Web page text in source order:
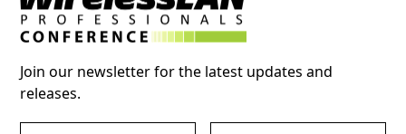
Join our newsletter for the latest updates and
releases.